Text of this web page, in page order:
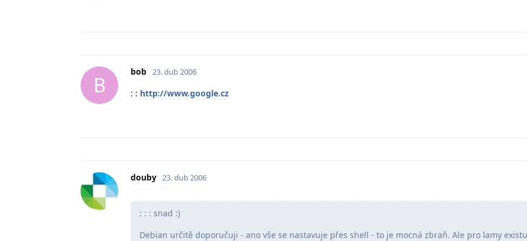
B
bob 23. dub 2006
: : http://www.google.cz
douby 23. dub 2006
: : : snad :)
Debian určitě doporučuji - ano vše se nastavuje přes shell - to je mocná zbraň. Ale pro lamy